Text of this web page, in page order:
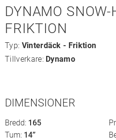
DYNAMO
FRIKTION
Typ: Vinterdäck - Friktion
Tillverkare: Dynamo
DIMENSIONER
Bredd 165
Tum 14”